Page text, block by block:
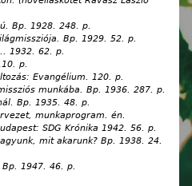
Bp. 1928. 248. p.
Bp. 1929. 52. p.
1932. 62. p.
p.
Evangélium. 120. p.
munkába. Bp. 1936. 287. p.
Bp. 1935. 48. p.
munkaprogram. én.
SDG Krónika 1942. 56. p.
mit akarunk? Bp. 1938. 24.
1947. 46. p.